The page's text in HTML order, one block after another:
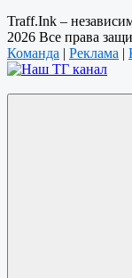
Traff.Ink –
2026 Все права
Команда | Реклама |